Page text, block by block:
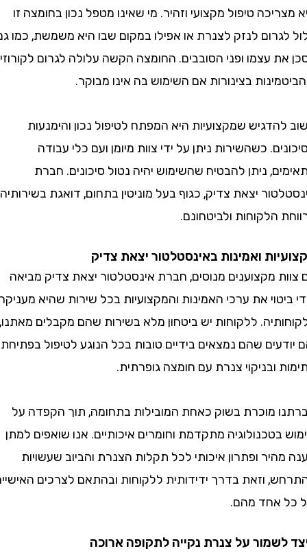
טיפול מקצועי וזהיר. מי שאינו מטפל נכון בחומצה זו
לנזק לצנרת או אפילו במקום שבו היא משמשת, כמו גם
עצמו ופני הסובבים. החומצה הקשה עלולה לגרום לקורוזיה
בצינורות אם השימוש בה אינו מבוקר.
שמקצועיות היא המפתח לטיפול נכון והימנעות
כשהשירות ניתן על ידי צוות מיומן ועם כלי עבודה
ניתן להבטיח שהשימוש יהיה נטול סיכונים. חברת
יצאת צדיק, כגוף בעל מוניטין בתחום, דואגת בשירותיה
הלקוחות ולביטחונם.
ואמינות באינסטלטור יצאת צדיק
מקצוענים מנוסים, חברת אינסטלטור יצאת צדיק מביאה
את ערכי האמינות והמקצועיות בכל שירות שהיא מעניקה
ללקוחות יש ביטחון מלא בשירות שהם מקבלים מאתנו,
שהם נמצאים בידיים טובות בכל הנוגע לטיפול בפתיחת
ובניקוי צנרת עם חומצה גופרתית.
מוכרת בשוק כאחת המובילות בתחומה, תוך הקפדה על
מתקדמת וחומרים איכותיים. אנו שואפים למתן
ופתרון איכותי לכל תקלות הצנרת והביוב שעשויות
וזאת בדרך ידידותית ללקוחות ובהתאם לצרכים האישיים
מהם.
על צנרת נקייה לתקופה ארוכה